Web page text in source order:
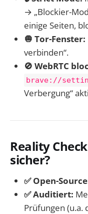
→ „Blockier-
einige Seiten,
🧅 Tor-Fenster:
verbinden“.
🚫 WebRTC
brave://
Verbergung“
Reality
sicher?
✅ Open-
✅ Auditiert:
Prüfungen (u.a.